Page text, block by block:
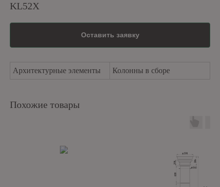
KL52X
Оставить заявку
Архитектурные элементы Колонны в сборе
Похожие товары